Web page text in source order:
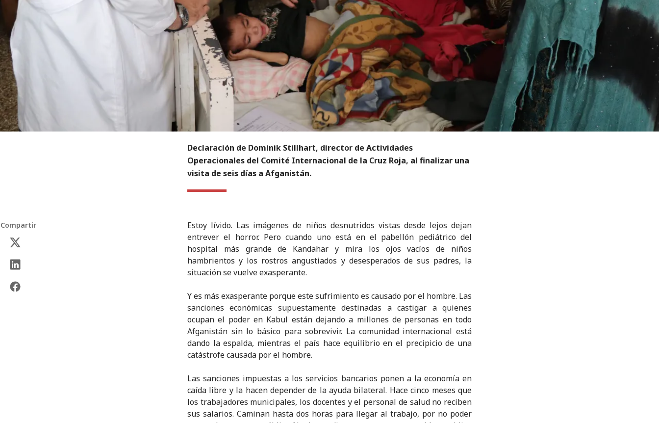
Declaración de Dominik Stillhart, director de Actividades
Operacionales del Comité Internacional de la Cruz Roja, al finalizar una
visita de seis días a Afganistán.
Compartir
Estoy lívido. Las imágenes de niños desnutridos vistas desde lejos dejan
entrever el horror. Pero cuando uno está en el pabellón pediátrico del
hospital más grande de Kandahar y mira los ojos vacíos de niños
hambrientos y los rostros angustiados y desesperados de sus padres, la
situación se vuelve exasperante.
Y es más exasperante porque este sufrimiento es causado por el hombre. Las
sanciones económicas supuestamente destinadas a castigar a quienes
ocupan el poder en Kabul están dejando a millones de personas en todo
Afganistán sin lo básico para sobrevivir. La comunidad internacional está
dando la espalda, mientras el país hace equilibrio en el precipicio de una
catástrofe causada por el hombre.
Las sanciones impuestas a los servicios bancarios ponen a la economía en
caída libre y la hacen depender de la ayuda bilateral. Hace cinco meses que
los trabajadores municipales, los docentes y el personal de salud no reciben
sus salarios. Caminan hasta dos horas para llegar al trabajo, por no poder